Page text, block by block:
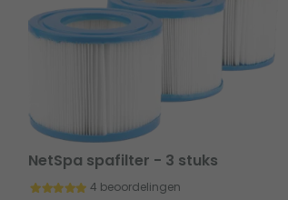
NetSpa spafilter - 3 stuks
4 beoordelingen